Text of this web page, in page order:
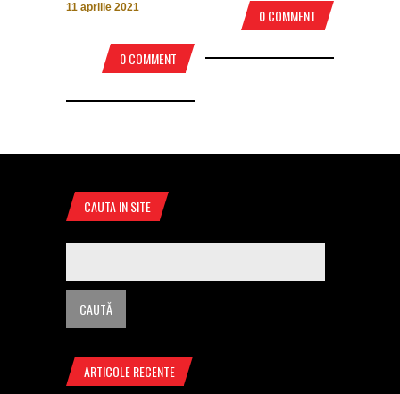
11 aprilie 2021
0 COMMENT
0 COMMENT
CAUTA IN SITE
ARTICOLE RECENTE